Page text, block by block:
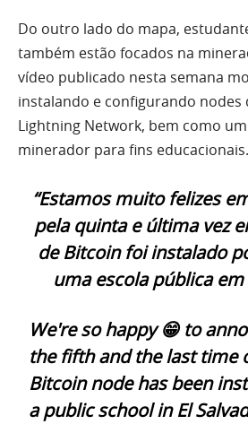
Do outro lado do mapa,
também estão focados na
vídeo publicado nesta semana
instalando e configurando nodes
Lightning Network, bem como
minerador para fins educacionais.
“Estamos muito felizes
pela quinta e última vez
de Bitcoin foi instalado
uma escola pública em
We're so happy 😁 to
the fifth and the last time
Bitcoin node has been
a public school in El